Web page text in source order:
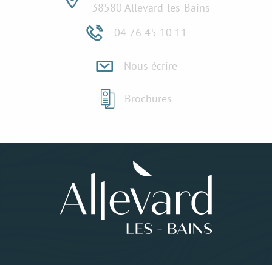
38580 Allevard-les-Bains
04 76 45 10 11
Nous écrire
Brochures